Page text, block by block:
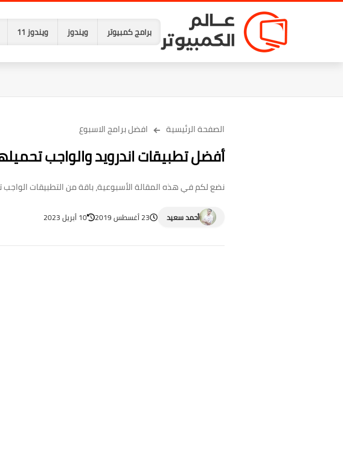
برامج كمبيوتر ويندوز ويندوز 11
الصفحة الرئيسية افضل برامج الاسبوع
أفضل تطبيقات اندرويد والواجب تحميلها لهذا
نضع لكم في هذه المقالة الأسبوعية، باقة من التطبيقات الواجب
أحمد سعيد 23 أغسطس 2019 10 أبريل 2023